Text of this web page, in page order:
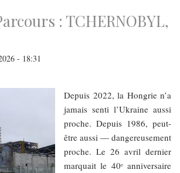
: TCHERNOBYL,
- 18:31
Depuis 2022, la Hongrie n’a
jamais senti l’Ukraine aussi
proche. Depuis 1986, peut-
être aussi — dangereusement
proche. Le 26 avril dernier
marquait le 40ᵉ anniversaire